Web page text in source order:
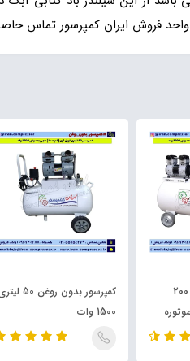
فروش ایران کمپرسور تماس
کمپرسور بدون روغن 200
کمپرسور بدون روغن 50
1500 وات